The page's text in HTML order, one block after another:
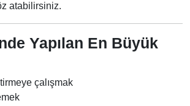
atabilirsiniz.
Yapılan En Büyük
çalışmak